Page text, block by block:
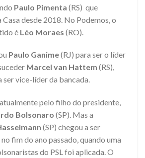
Paulo Pimenta (RS) que
Casa desde 2018. No Podemos, o
é Léo Moraes (RO).
Paulo Ganime(RJ) para ser o líder
Marcel van Hattem (RS),
ser vice-líder da bancada.
pelo filho do presidente,
Bolsonaro (SP). Mas a
(SP) chegou a ser
fim do ano passado, quando uma
do PSL foi aplicada. O